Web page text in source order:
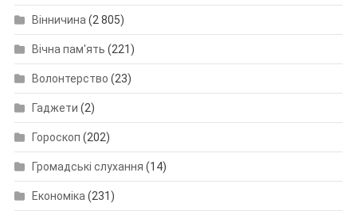
Вінничина (2 805)
Вічна пам'ять (221)
Волонтерство (23)
Гаджети (2)
Гороскоп (202)
Громадські слухання (14)
Економіка (231)